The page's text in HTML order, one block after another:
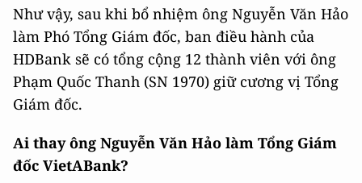
Như vậy, sau khi bổ nhiệm ông Nguyễn Văn Hảo
làm Phó Tổng Giám đốc, ban điều hành của
HDBank sẽ có tổng cộng 12 thành viên với ông
Phạm Quốc Thanh (SN 1970) giữ cương vị Tổng
Giám đốc.
Ai thay ông Nguyễn Văn Hảo làm Tổng Giám
đốc VietABank?